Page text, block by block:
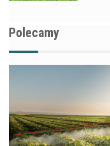
Polecamy